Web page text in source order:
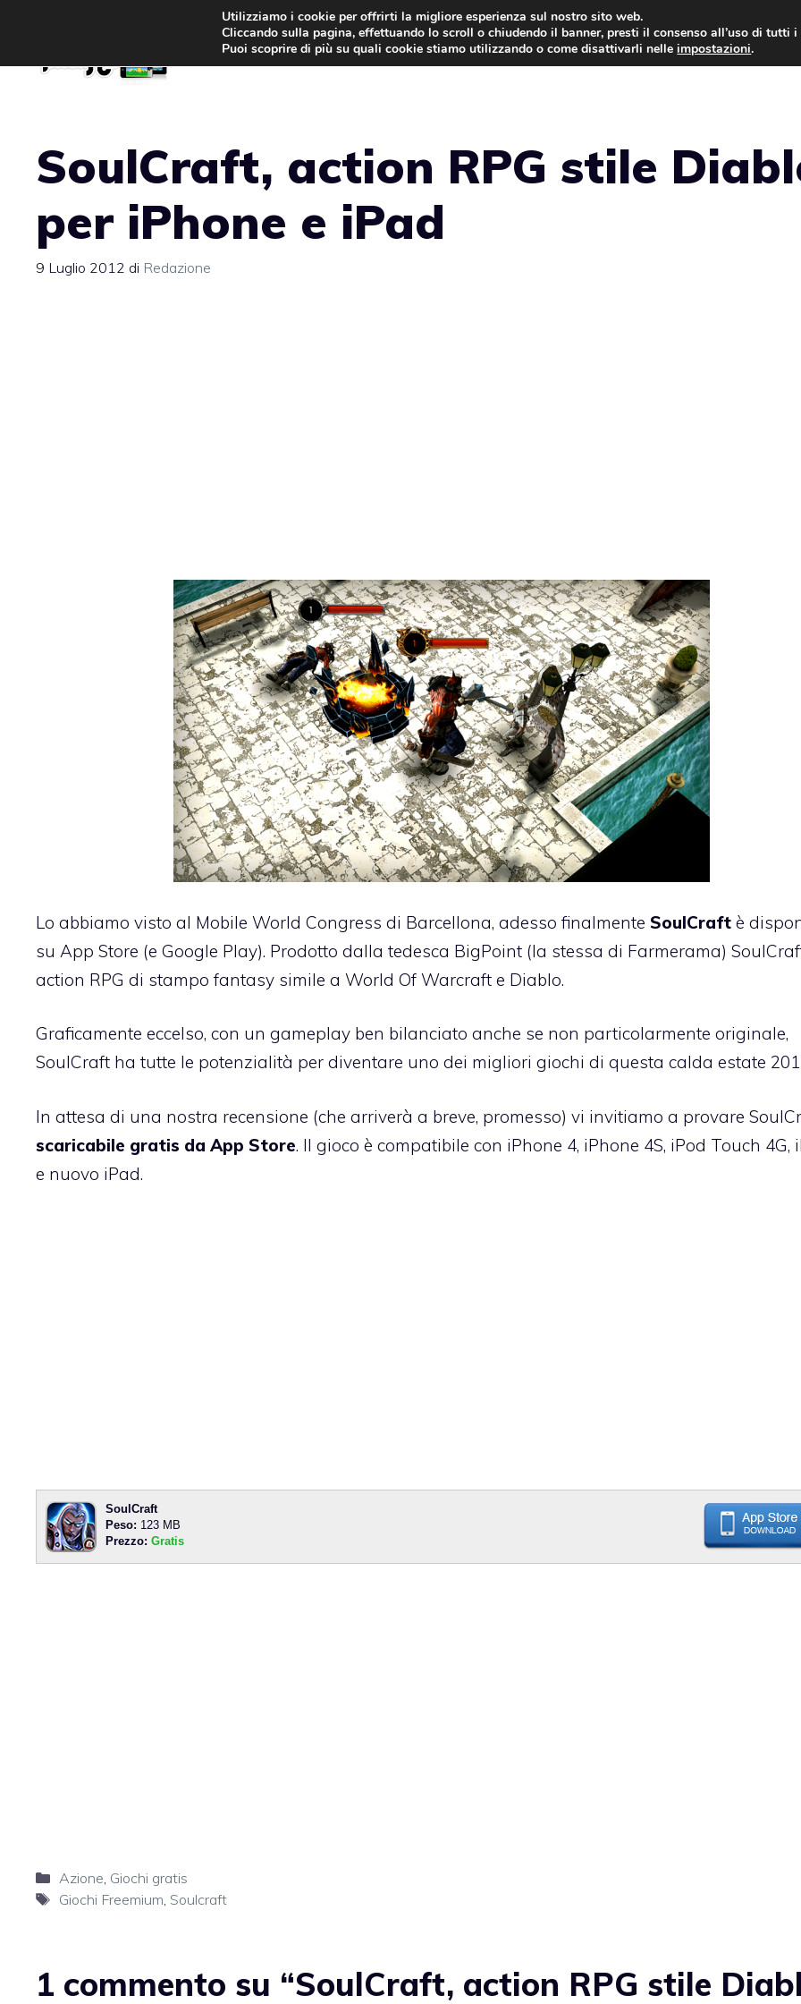
contenuto
GIOCHI NEWS
SoulCraft, action RPG stile
per iPhone e iPad
9 Luglio 2012 di Redazione
Lo abbiamo visto al Mobile World Congress di Barcellona, adesso finalmente SoulCraft è
su App Store (e Google Play). Prodotto dalla tedesca BigPoint (la stessa di Farmerama)
action RPG di stampo fantasy simile a World Of Warcraft e Diablo.
Graficamente eccelso, con un gameplay ben bilanciato anche se non particolarmente originale,
SoulCraft ha tutte le potenzialità per diventare uno dei migliori giochi di questa calda estate
In attesa di una nostra recensione (che arriverà a breve, promesso) vi invitiamo a provare
scaricabile gratis da App Store. Il gioco è compatibile con iPhone 4, iPhone 4S, iPod Touch 4G,
e nuovo iPad.
SoulCraft
Peso: 123 MB
Prezzo: Gratis
Categorie
Azione, Giochi gratis
Tag
Giochi Freemium, Soulcraft
1 commento su “SoulCraft, action RPG stile
Utilizziamo i cookie per offrirti la migliore esperienza sul nostro sito web.
Cliccando sulla pagina, effettuando lo scroll o chiudendo il banner, presti il consenso all’uso di tutti
Puoi scoprire di più su quali cookie stiamo utilizzando o come disattivarli nelleimpostazioni.